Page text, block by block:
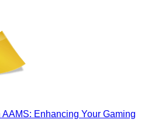
Enhancing Your Gaming